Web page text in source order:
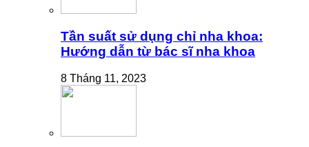
Tần suất sử dụng chỉ nha khoa:
Hướng dẫn từ bác sĩ nha khoa
8 Tháng 11, 2023